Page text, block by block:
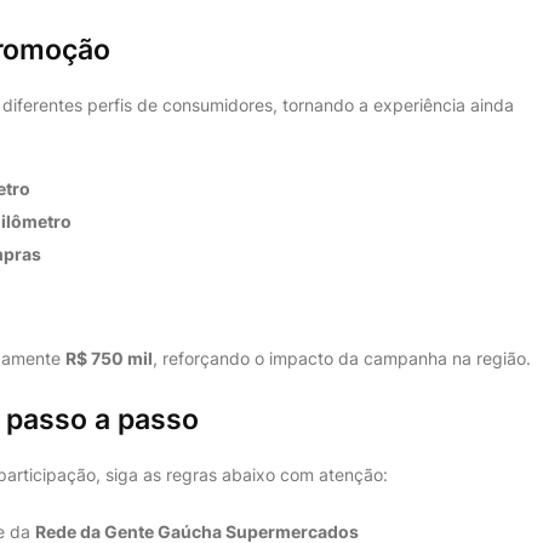
perfis de consumidores, tornando a experiência ainda
R$ 750 mil, reforçando o impacto da campanha na região.
a passo
siga as regras abaixo com atenção:
da Rede da Gente Gaúcha Supermercados